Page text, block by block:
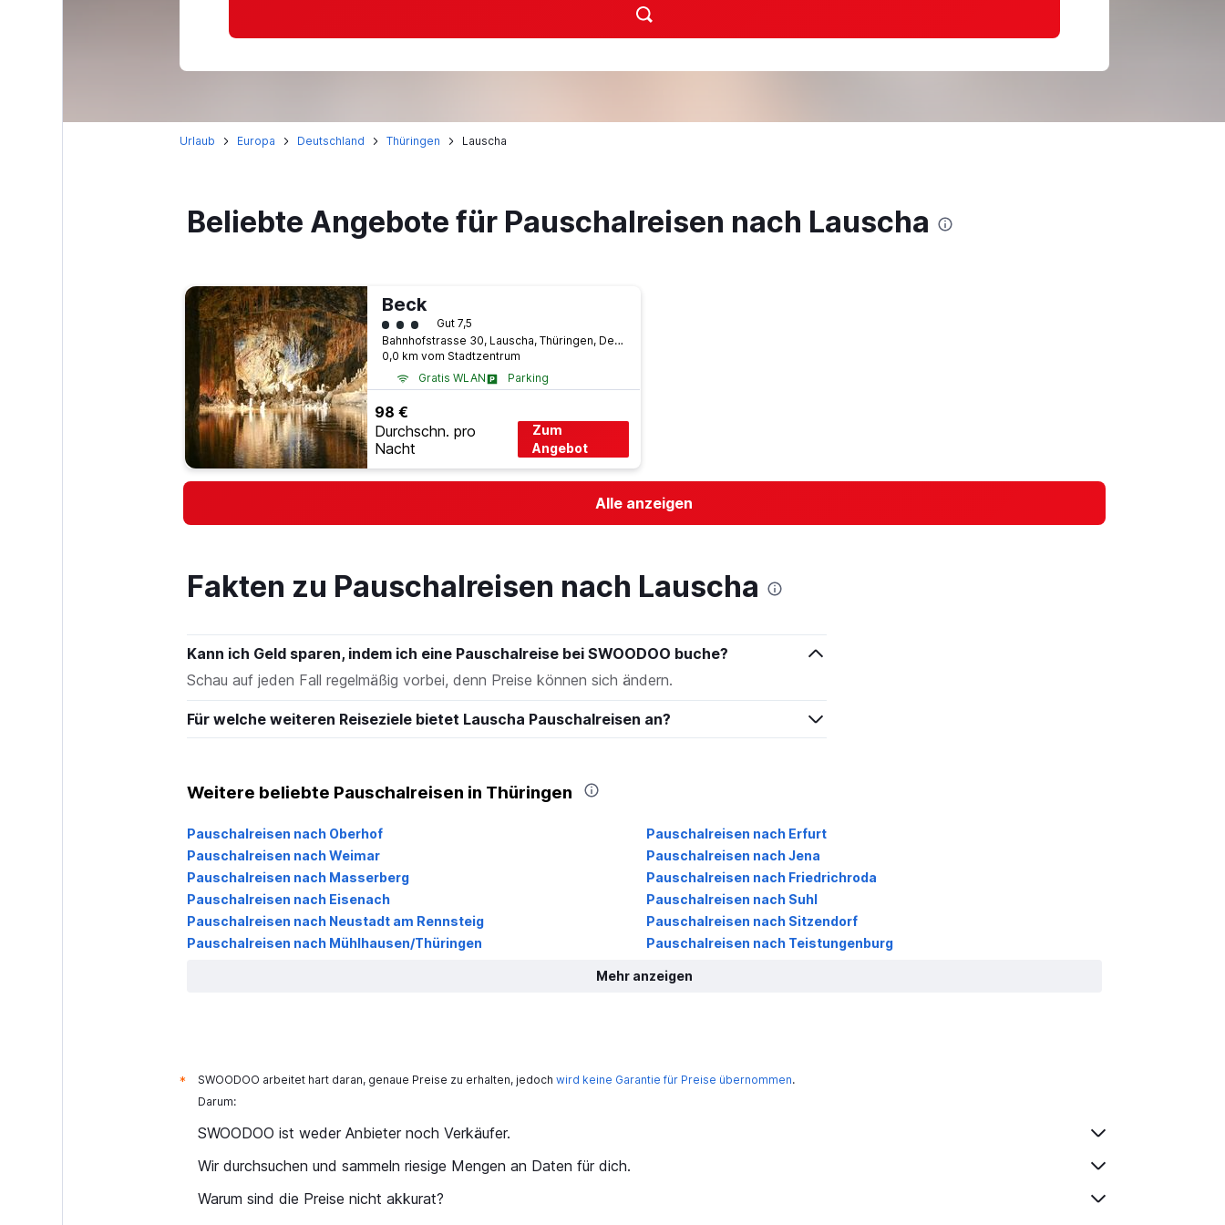
Urlaub Europa Deutschland Thüringen Lauscha
Beliebte Angebote für Pauschalreisen nach Lauscha
Beck
Bewertungskategorie 3
Gut 7,5
Bahnhofstrasse 30, Lauscha, Thüringen, Deutschland
0,0 km vom Stadtzentrum
Gratis WLAN
Parking
98 €
Durchschn. pro
Nacht
Zum
Angebot
Alle anzeigen
Fakten zu Pauschalreisen nach Lauscha
Kann ich Geld sparen, indem ich eine Pauschalreise bei SWOODOO buche?
Schau auf jeden Fall regelmäßig vorbei, denn Preise können sich ändern.
Für welche weiteren Reiseziele bietet Lauscha Pauschalreisen an?
Weitere beliebte Pauschalreisen in Thüringen
Pauschalreisen nach Oberhof
Pauschalreisen nach Erfurt
Pauschalreisen nach Weimar
Pauschalreisen nach Jena
Pauschalreisen nach Masserberg
Pauschalreisen nach Friedrichroda
Pauschalreisen nach Eisenach
Pauschalreisen nach Suhl
Pauschalreisen nach Neustadt am Rennsteig
Pauschalreisen nach Sitzendorf
Pauschalreisen nach Mühlhausen/Thüringen
Pauschalreisen nach Teistungenburg
Mehr anzeigen
* SWOODOO arbeitet hart daran, genaue Preise zu erhalten, jedoch wird keine Garantie für Preise übernommen.
Darum:
SWOODOO ist weder Anbieter noch Verkäufer.
Wir durchsuchen und sammeln riesige Mengen an Daten für dich.
Warum sind die Preise nicht akkurat?